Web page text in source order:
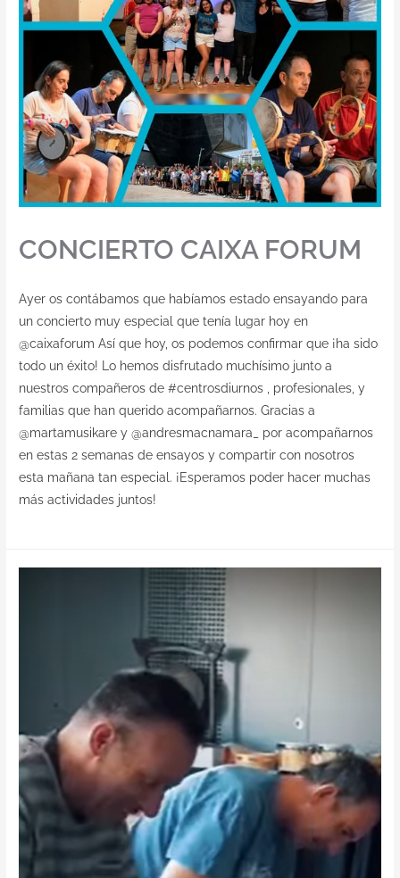
CONCIERTO CAIXA FORUM
Ayer os contábamos que habíamos estado ensayando para
un concierto muy especial que tenía lugar hoy en
@caixaforum Así que hoy, os podemos confirmar que ¡ha sido
todo un éxito! Lo hemos disfrutado muchísimo junto a
nuestros compañeros de #centrosdiurnos , profesionales, y
familias que han querido acompañarnos. Gracias a
@martamusikare y @andresmacnamara_ por acompañarnos
en estas 2 semanas de ensayos y compartir con nosotros
esta mañana tan especial. ¡Esperamos poder hacer muchas
más actividades juntos!